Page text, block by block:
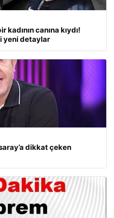
canına kıydı!
yeni detaylar
dikkat çeken